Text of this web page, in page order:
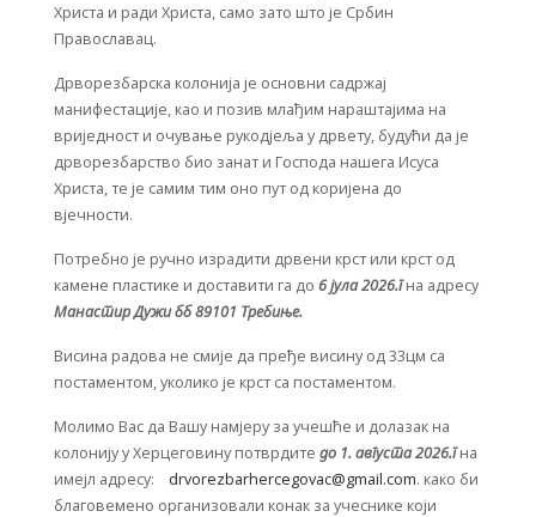
Христа и ради Христа, само зато што је Србин
Православац.
Дрворезбарска колонија је основни садржај
манифестације, као и позив млађим нараштајима на
вриједност и очување рукодјеља у дрвету, будући да је
дрворезбарство био занат и Господа нашега Исуса
Христа, те је самим тим оно пут од коријена до
вјечности.
Потребно је ручно израдити дрвени крст или крст од
камене пластике и доставити га до 6 јула 2026.гна адресу
Манастир Дужи бб 89101 Требиње.
Висина радова не смије да пређе висину од 33цм са
постаментом, уколико је крст са постаментом.
Молимо Вас да Вашу намјеру за учешће и долазак на
колонију у Херцеговину потврдите до 1. августа 2026.гна
имејл адресу: drvorezbarhercegovac@gmail.com. како би
благовемено организовали конак за учеснике који